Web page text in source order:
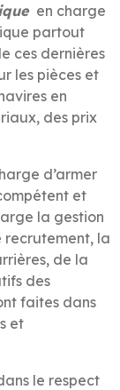
en charge
partout
ces dernières
les pièces et
en
des prix
d’armer
et
la gestion
recrutement, la
de la
des
faites dans
et
le respect